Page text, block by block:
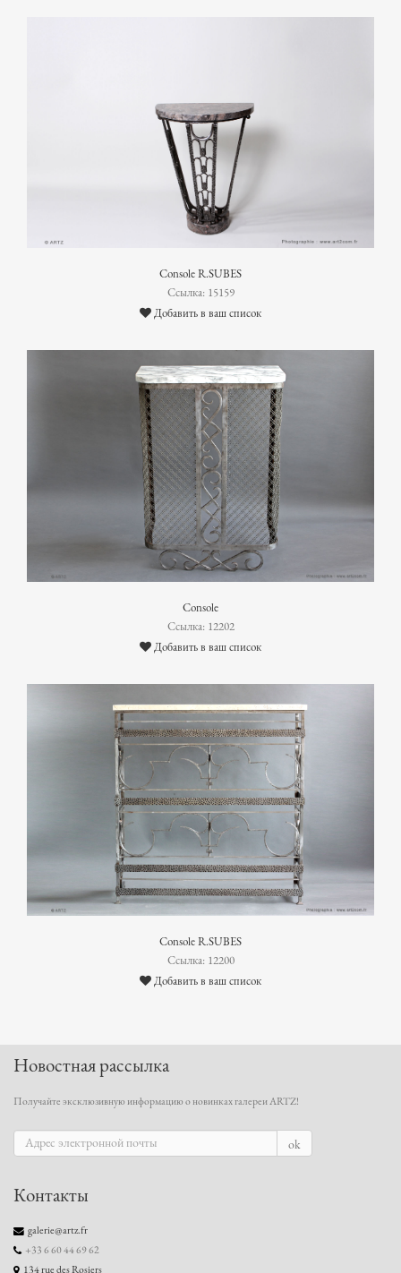
Console R.SUBES
Ссылка: 15159
Добавить в ваш список
Console
Ссылка: 12202
Добавить в ваш список
Console R.SUBES
Ссылка: 12200
Добавить в ваш список
Новостная рассылка
Получайте эксклюзивную информацию о новинках галереи ARTZ!
ok
Контакты
galerie@artz.fr
+33 6 60 44 69 62
134 rue des Rosiers